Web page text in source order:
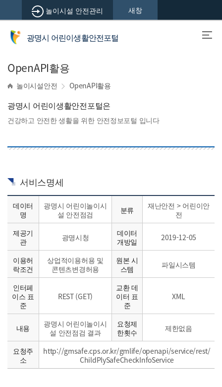
놀이시설 안전관리 새창
광명시 어린이생활안전포털
놀이시설안전 OpenAPI활용
OpenAPI활용
광명시 어린이생활안전포털은
건강하고 안전한 생활을 위한 안전정보포털 입니다
서비스명세
데이터
명
광명시 어린이놀이시
설 안전점검
분류
재난안전 > 어린이안
전
제공기
관
광명시청
데이터
개방일
2019-12-05
이용허
락조건
상업적이용허용 및
콘텐츠변경허용
원본 시
스템
파일시스템
인터페
이스 표
준
REST (GET)
교환 데
이터 표
준
XML
내용
광명시 어린이놀이시
설 안전점검 결과
요청제
한횟수
제한없음
요청주
소
http://gmsafe.cps.or.kr/gmlife/openapi/service/rest/
ChildPlySafeCheckInfoService